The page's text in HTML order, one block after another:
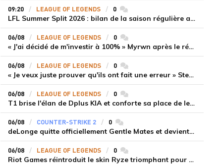
09:20 LEAGUE OF LEGENDS 0commentaires
LFL Summer Split 2026 : bilan de la saison régulière avec Solary en tête
06/08 LEAGUE OF LEGENDS 0commentaires
« J'ai décidé de m'investir à 100% » Myrwn après le réveil de Movistar KOI face à Fnatic
06/08 LEAGUE OF LEGENDS 0commentaires
« Je veux juste prouver qu'ils ont fait une erreur » Stend se confie sur son mercato chaotique et ses ambitions avec Shifters
06/08 LEAGUE OF LEGENDS 0commentaires
T1 brise l'élan de Dplus KIA et conforte sa place de leader en LCK 2026 Rounds 3-4
06/08 COUNTER-STRIKE 2 0commentaires
deLonge quitte officiellement Gentle Mates et devient agent libre
06/08 LEAGUE OF LEGENDS 0commentaires
Riot Games réintroduit le skin Ryze triomphant pour récompenser la scène amateur